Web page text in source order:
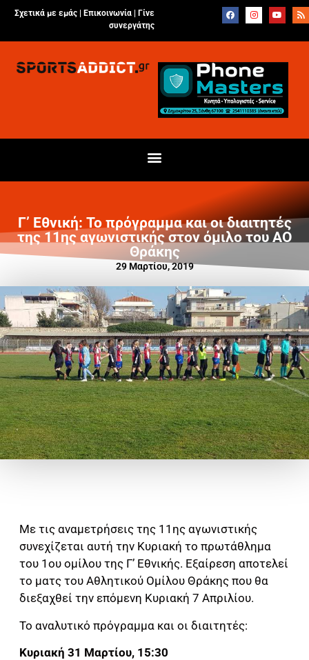
Σχετικά με εμάς | Επικοινωνία
Γίνε
συνεργάτης
Γ’ Εθνική: Το πρόγραμμα και οι διαιτητές
της 11ης αγωνιστικής στον όμιλο του ΑΟ
Θράκης
29 Μαρτίου, 2019
Με τις αναμετρήσεις της 11ης αγωνιστικής
συνεχίζεται αυτή την Κυριακή το πρωτάθλημα
του 1ου ομίλου της Γ’ Εθνικής. Εξαίρεση αποτελεί
το ματς του Αθλητικού Ομίλου Θράκης που θα
διεξαχθεί την επόμενη Κυριακή 7 Απριλίου.
Το αναλυτικό πρόγραμμα και οι διαιτητές:
Κυριακή 31 Μαρτίου, 15:30